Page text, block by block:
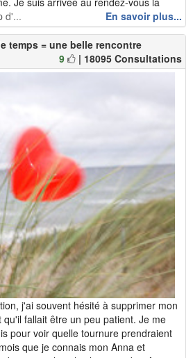
d'...
En savoir plus...
temps = une belle rencontre
9
| 18095 Consultations
j'ai souvent hésité à supprimer mon
fallait être un peu patient. Je me
pour voir quelle tournure prendraient
que je connais mon Anna et